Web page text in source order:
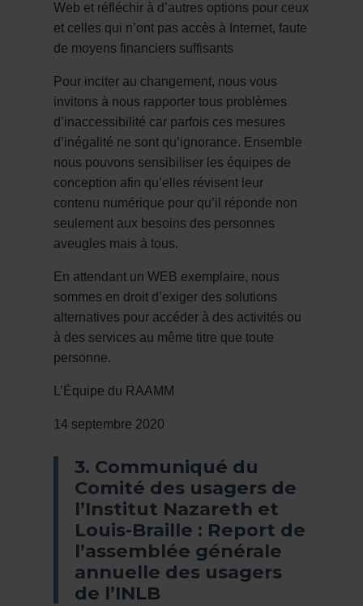
Web et réfléchir à d’autres options pour ceux
et celles qui n’ont pas accès à Internet, faute
de moyens financiers suffisants
Pour inciter au changement, nous vous
invitons à nous rapporter tous problèmes
d’inaccessibilité car parfois ces mesures
d’inégalité ne sont qu’ignorance. Ensemble
nous pouvons sensibiliser les équipes de
conception afin qu’elles révisent leur
contenu numérique pour qu’il réponde non
seulement aux besoins des personnes
aveugles mais à tous.
En attendant un WEB exemplaire, nous
sommes en droit d’exiger des solutions
alternatives pour accéder à des activités ou
à des services au même titre que toute
personne.
L’Équipe du RAAMM
14 septembre 2020
3. Communiqué du
Comité des usagers de
l’Institut Nazareth et
Louis-Braille : Report de
l’assemblée générale
annuelle des usagers
de l’INLB